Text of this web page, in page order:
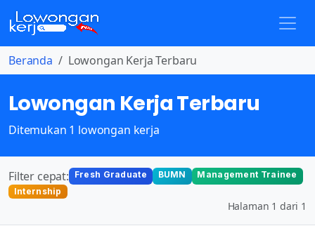
Beranda Lowongan Kerja Terbaru
Lowongan Kerja Terbaru
Ditemukan 1 lowongan kerja
Filter cepat: Fresh Graduate BUMN
Management Trainee
Internship
Halaman 1 dari 1